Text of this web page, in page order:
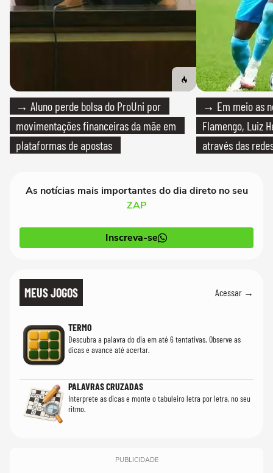
→ Aluno perde bolsa do ProUni por
movimentações financeiras da mãe em
plataformas de apostas
→ Em meio as
Flamengo, Luiz
através das
As notícias mais importantes do dia direto no seu
ZAP
Inscreva-se
MEUS JOGOS Acessar →
TERMO
Descubra a palavra do dia em até 6 tentativas. Observe as
dicas e avance até acertar.
PALAVRAS CRUZADAS
Interprete as dicas e monte o tabuleiro letra por letra, no seu
ritmo.
PUBLICIDADE